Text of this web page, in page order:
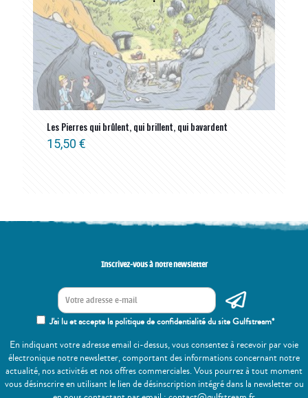
Les Pierres qui brûlent, qui brillent, qui bavardent
15,50 €
Inscrivez-vous à notre newsletter
J'ai lu et accepte la politique de confidentialité du site Gulfstream*
En indiquant votre adresse email ci-dessus, vous consentez à recevoir par voie
électronique notre newsletter, comportant des informations concernant notre
actualité, nos activités et nos offres commerciales. Vous pourrez à tout moment
vous désinscrire en utilisant le lien de désinscription intégré dans la newsletter ou